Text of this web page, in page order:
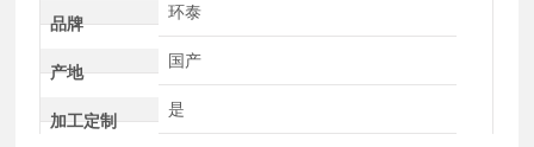
品牌
环泰
产地
国产
加工定制
是